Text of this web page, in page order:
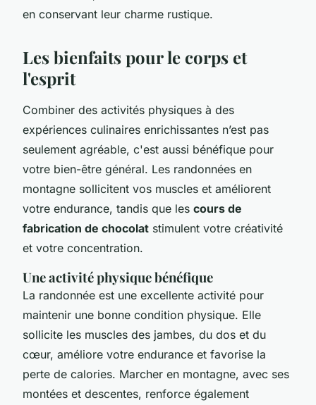
en conservant leur charme rustique.
Les bienfaits pour le corps et
l'esprit
Combiner des activités physiques à des
expériences culinaires enrichissantes n’est pas
seulement agréable, c'est aussi bénéfique pour
votre bien-être général. Les randonnées en
montagne sollicitent vos muscles et améliorent
votre endurance, tandis que les cours de
fabrication de chocolat stimulent votre créativité
et votre concentration.
Une activité physique bénéfique
La randonnée est une excellente activité pour
maintenir une bonne condition physique. Elle
sollicite les muscles des jambes, du dos et du
cœur, améliore votre endurance et favorise la
perte de calories. Marcher en montagne, avec ses
montées et descentes, renforce également